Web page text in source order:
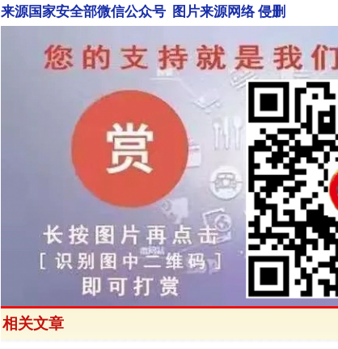
来源国家安全部微信公众号 图片来源网络 侵删
相关文章